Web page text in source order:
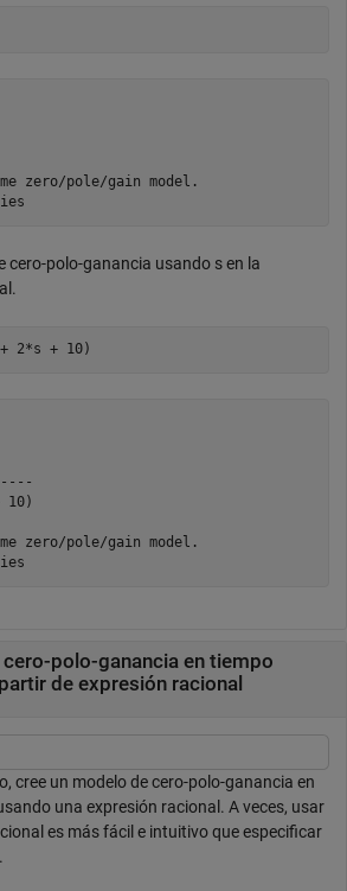
zero/pole/gain model.
cero-polo-ganancia usando s en la
2*s + 10)
10)
zero/pole/gain model.
polo-ganancia en tiempo
de expresión racional
cree un modelo de cero-polo-ganancia en
una expresión racional. A veces, usar
es más fácil e intuitivo que especificar